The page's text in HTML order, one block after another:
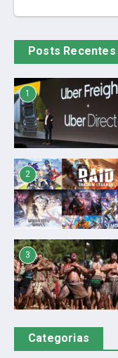
Posts Recentes
1
2
3
Categorias